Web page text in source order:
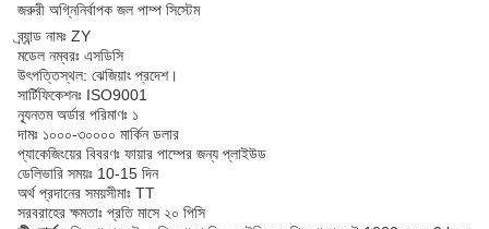
জরুরী অগ্নিনির্বাপক জল পাম্প সিস্টেম
ব্র্যান্ড নামঃ ZY
মডেল নম্বরঃ এসডিসি
উৎপত্তিস্থল: ঝেজিয়াং প্রদেশ।
সার্টিফিকেশনঃ ISO9001
ন্যূনতম অর্ডার পরিমাণঃ ১
দামঃ ১০০০-৩০০০০ মার্কিন ডলার
প্যাকেজিংয়ের বিবরণঃ ফায়ার পাম্পের জন্য প্লাইউড
ডেলিভারি সময়ঃ 10-15 দিন
অর্থ প্রদানের সময়সীমাঃ TT
সরবরাহের ক্ষমতাঃ প্রতি মাসে ২০ পিসি